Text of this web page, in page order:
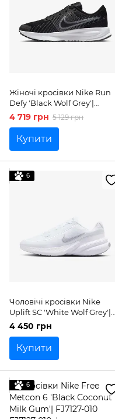
Жіночі кросівки Nike Run
Defy 'Black Wolf Grey'|
HM9593-002
4 719 грн 5 129 грн
Купити
6
Чоловічі кросівки Nike
Uplift SC 'White Wolf Grey'|
IB2765-101
4 450 грн
Купити
6